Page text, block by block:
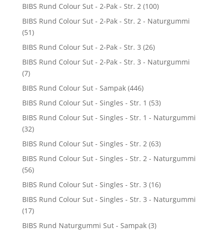
BIBS Rund Colour Sut - 2-Pak - Str. 2 (100)
BIBS Rund Colour Sut - 2-Pak - Str. 2 - Naturgummi
(51)
BIBS Rund Colour Sut - 2-Pak - Str. 3 (26)
BIBS Rund Colour Sut - 2-Pak - Str. 3 - Naturgummi
(7)
BIBS Rund Colour Sut - Sampak (446)
BIBS Rund Colour Sut - Singles - Str. 1 (53)
BIBS Rund Colour Sut - Singles - Str. 1 - Naturgummi
(32)
BIBS Rund Colour Sut - Singles - Str. 2 (63)
BIBS Rund Colour Sut - Singles - Str. 2 - Naturgummi
(56)
BIBS Rund Colour Sut - Singles - Str. 3 (16)
BIBS Rund Colour Sut - Singles - Str. 3 - Naturgummi
(17)
BIBS Rund Naturgummi Sut - Sampak (3)